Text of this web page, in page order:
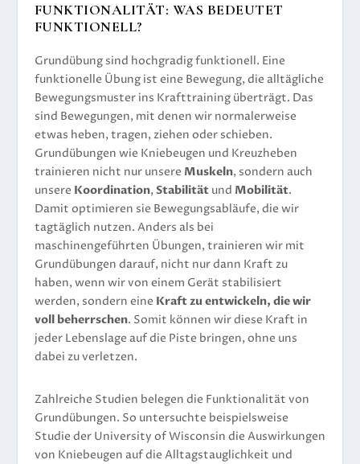
FUNKTIONALITÄT: WAS BEDEUTET
FUNKTIONELL?
Grundübung sind hochgradig funktionell. Eine
funktionelle Übung ist eine Bewegung, die alltägliche
Bewegungsmuster ins Krafttraining überträgt. Das
sind Bewegungen, mit denen wir normalerweise
etwas heben, tragen, ziehen oder schieben.
Grundübungen wie Kniebeugen und Kreuzheben
trainieren nicht nur unsere Muskeln, sondern auch
unsere Koordination, Stabilitätund Mobilität.
Damit optimieren sie Bewegungsabläufe, die wir
tagtäglich nutzen. Anders als bei
maschinengeführten Übungen, trainieren wir mit
Grundübungen darauf, nicht nur dann Kraft zu
haben, wenn wir von einem Gerät stabilisiert
werden, sondern eine Kraft zu entwickeln, die wir
voll beherrschen. Somit können wir diese Kraft in
jeder Lebenslage auf die Piste bringen, ohne uns
dabei zu verletzen.
Zahlreiche Studien belegen die Funktionalität von
Grundübungen. So untersuchte beispielsweise
Studie der University of Wisconsin die Auswirkungen
von Kniebeugen auf die Alltagstauglichkeit und